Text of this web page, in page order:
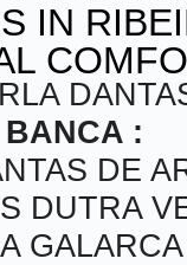
IN
:
DE
DUTRA